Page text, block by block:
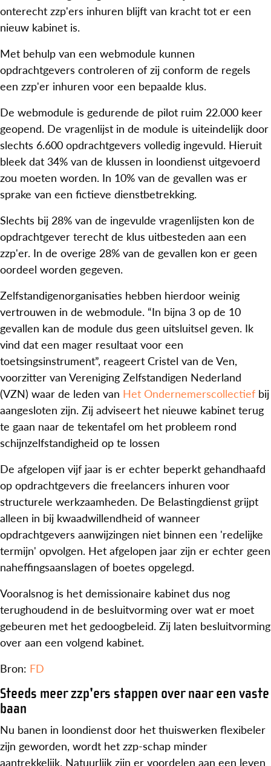
onterecht zzp'ers inhuren blijft van kracht tot er een
nieuw kabinet is.
Met behulp van een webmodule kunnen
opdrachtgevers controleren of zij conform de regels
een zzp'er inhuren voor een bepaalde klus.
De webmodule is gedurende de pilot ruim 22.000 keer
geopend. De vragenlijst in de module is uiteindelijk door
slechts 6.600 opdrachtgevers volledig ingevuld. Hieruit
bleek dat 34% van de klussen in loondienst uitgevoerd
zou moeten worden. In 10% van de gevallen was er
sprake van een fictieve dienstbetrekking.
Slechts bij 28% van de ingevulde vragenlijsten kon de
opdrachtgever terecht de klus uitbesteden aan een
zzp'er. In de overige 28% van de gevallen kon er geen
oordeel worden gegeven.
Zelfstandigenorganisaties hebben hierdoor weinig
vertrouwen in de webmodule. “In bijna 3 op de 10
gevallen kan de module dus geen uitsluitsel geven. Ik
vind dat een mager resultaat voor een
toetsingsinstrument”, reageert Cristel van de Ven,
voorzitter van Vereniging Zelfstandigen Nederland
(VZN) waar de leden van Het Ondernemerscollectief bij
aangesloten zijn. Zij adviseert het nieuwe kabinet terug
te gaan naar de tekentafel om het probleem rond
schijnzelfstandigheid op te lossen
De afgelopen vijf jaar is er echter beperkt gehandhaafd
op opdrachtgevers die freelancers inhuren voor
structurele werkzaamheden. De Belastingdienst grijpt
alleen in bij kwaadwillendheid of wanneer
opdrachtgevers aanwijzingen niet binnen een 'redelijke
termijn' opvolgen. Het afgelopen jaar zijn er echter geen
naheffingsaanslagen of boetes opgelegd.
Vooralsnog is het demissionaire kabinet dus nog
terughoudend in de besluitvorming over wat er moet
gebeuren met het gedoogbeleid. Zij laten besluitvorming
over aan een volgend kabinet.
Bron: FD
Steeds meer zzp'ers stappen over naar een vaste
baan
Nu banen in loondienst door het thuiswerken flexibeler
zijn geworden, wordt het zzp-schap minder
aantrekkelijk. Natuurlijk zijn er voordelen aan een leven